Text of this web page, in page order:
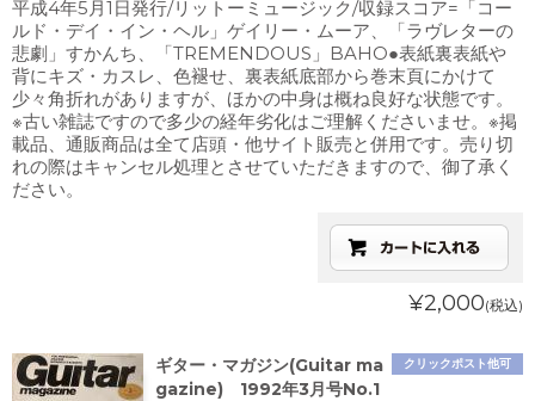
平成4年5月1日発行/リットーミュージック/収録スコア=「コー
ルド・デイ・イン・ヘル」ゲイリー・ムーア、「ラヴレターの
悲劇」すかんち、「TREMENDOUS」BAHO●表紙裏表紙や
背にキズ・カスレ、色褪せ、裏表紙底部から巻末頁にかけて
少々角折れがありますが、ほかの中身は概ね良好な状態です。
※古い雑誌ですので多少の経年劣化はご理解くださいませ。※掲
載品、通販商品は全て店頭・他サイト販売と併用です。売り切
れの際はキャンセル処理とさせていただきますので、御了承く
ださい。
¥2,000(税込)
クリックポスト他可
ギター・マガジン(Guitar ma
gazine) 1992年3月号No.1